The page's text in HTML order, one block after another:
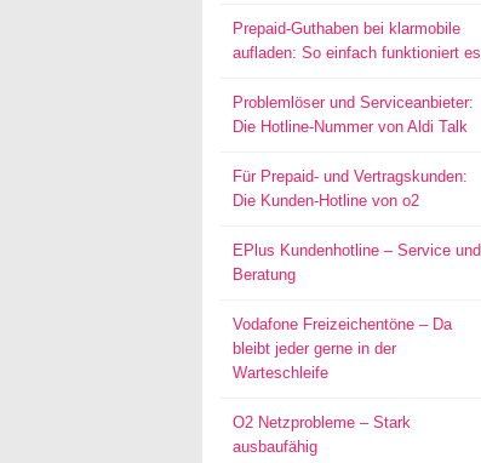
Prepaid-Guthaben bei klarmobile
aufladen: So einfach funktioniert es
Problemlöser und Serviceanbieter:
Die Hotline-Nummer von Aldi Talk
Für Prepaid- und Vertragskunden:
Die Kunden-Hotline von o2
EPlus Kundenhotline – Service und
Beratung
Vodafone Freizeichentöne – Da
bleibt jeder gerne in der
Warteschleife
O2 Netzprobleme – Stark
ausbaufähig